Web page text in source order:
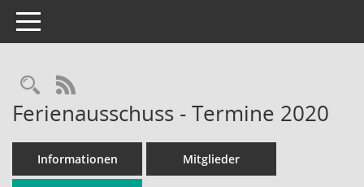
Toggle navigation
Rechercheauswahl
RSS-Feed
Ferienausschuss - Termine 2020
Informationen Mitglieder